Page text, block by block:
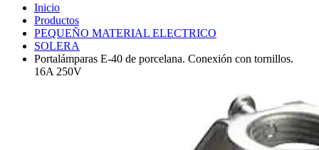
Inicio
Productos
PEQUEÑO MATERIAL ELECTRICO
SOLERA
Portalámparas E-40 de porcelana. Conexión con tornillos.
16A 250V